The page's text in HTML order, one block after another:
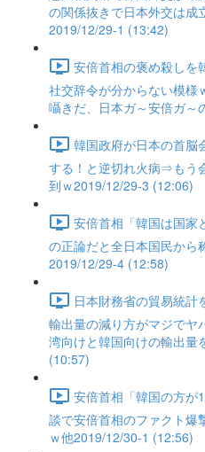
の関係抜きで日本外交は成
2019/12/29-1 (13:42)
安倍首相の褒め殺しを
社交辞令が分からない模様
囁きだ、日本ガ～安倍ガ
韓国政府が日本の首脳
する！と逆切れ火病⇒もう
到ｗ2019/12/29-3 (12:06)
安倍首相「韓国は国家
の正論だと全日本国民か
2019/12/29-4 (12:58)
日本財務省の貿易統
輸出量の減り方がマジでヤ
湾向けと韓国向けの輸出
(10:57)
安倍首相「韓国の方が
談で安倍首相のファクト爆
ｗ他2019/12/30-1 (12:56)